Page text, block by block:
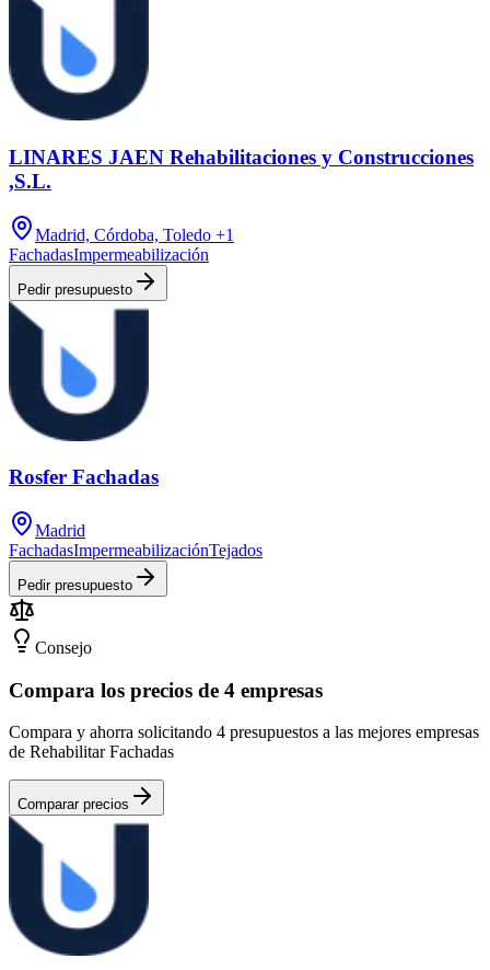
LINARES JAEN Rehabilitaciones y Construcciones
,S.L.
Madrid, Córdoba, Toledo +1
FachadasImpermeabilización
Pedir presupuesto
Rosfer Fachadas
Madrid
FachadasImpermeabilizaciónTejados
Pedir presupuesto
Consejo
Compara los precios de 4 empresas
Compara y ahorra solicitando 4 presupuestos a las mejores empresas
de Rehabilitar Fachadas
Comparar precios